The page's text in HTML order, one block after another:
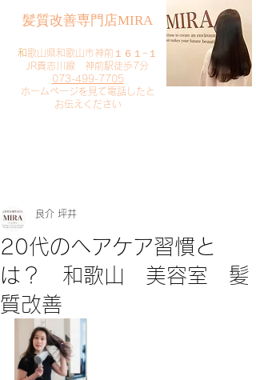
​髪質改善専門店MIRA
​和歌山県和歌山市神前１６１−１
JR貴志川線 神前駅徒歩7分
073-499-7705
​ホームページを見て電話したと
お伝えください
20代のヘアケア習慣と
は？ 和歌山 美容室 髪
質改善
良介 坪井